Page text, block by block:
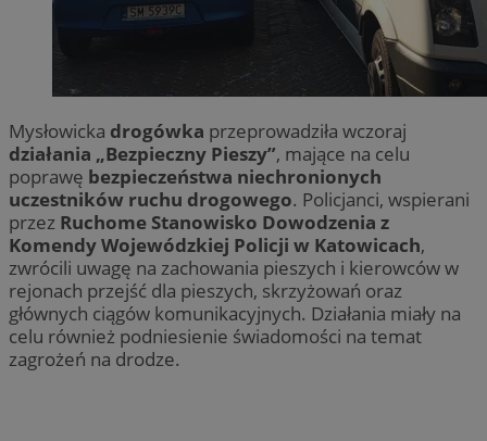
Mysłowicka drogówka przeprowadziła wczoraj
działania „Bezpieczny Pieszy”, mające na celu
poprawę bezpieczeństwa niechronionych
uczestników ruchu drogowego. Policjanci, wspierani
przez Ruchome Stanowisko Dowodzenia z
Komendy Wojewódzkiej Policji w Katowicach,
zwrócili uwagę na zachowania pieszych i kierowców w
rejonach przejść dla pieszych, skrzyżowań oraz
głównych ciągów komunikacyjnych. Działania miały na
celu również podniesienie świadomości na temat
zagrożeń na drodze.